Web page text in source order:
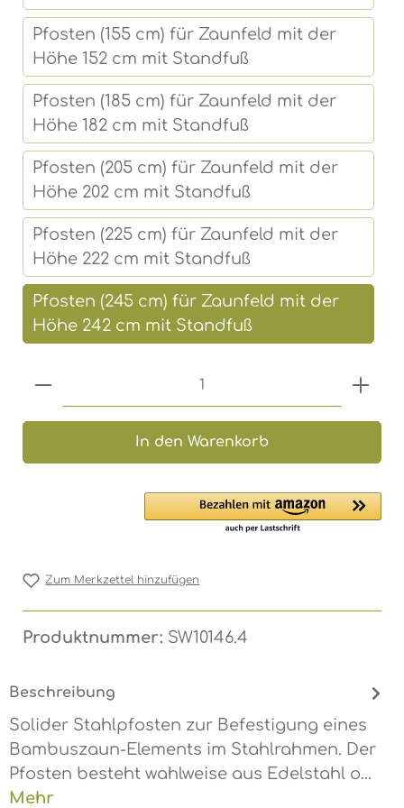
Pfosten (155 cm) für Zaunfeld mit der
Höhe 152 cm mit Standfuß
Pfosten (185 cm) für Zaunfeld mit der
Höhe 182 cm mit Standfuß
Pfosten (205 cm) für Zaunfeld mit der
Höhe 202 cm mit Standfuß
Pfosten (225 cm) für Zaunfeld mit der
Höhe 222 cm mit Standfuß
Pfosten (245 cm) für Zaunfeld mit der
Höhe 242 cm mit Standfuß
Produkt Anzahl: Gib den
In den Warenkorb
Zum Merkzettel hinzufügen
Produktnummer: SW10146.4
Beschreibung
Solider Stahlpfosten zur Befestigung eines
Bambuszaun-Elements im Stahlrahmen. Der
Pfosten besteht wahlweise aus Edelstahl o…
Mehr